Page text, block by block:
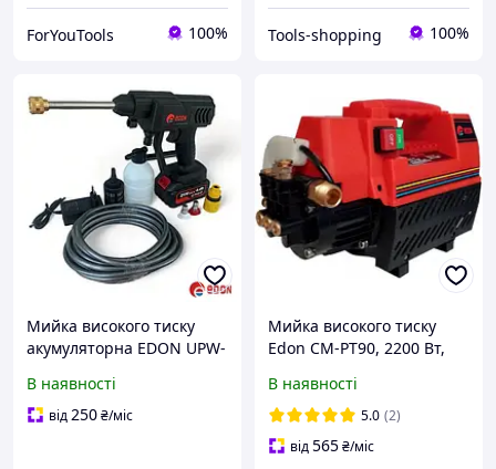
ForYouTools 100% Tools-shopping 100%
Мийка високого тиску
акумуляторна EDON UPW-
В наявності
від250₴/міс
Мийка високого тиску
Edon CM-PT90, 2200 Вт,
води 5,3 л/хв, шланг 8 м
В наявності
5.0 (2)
від565₴/міс